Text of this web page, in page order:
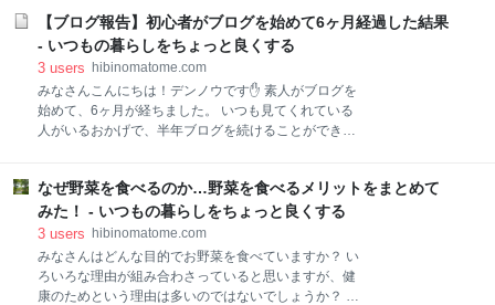
えるテクニックの勉強 まとめと今後について スポンサ
ーリンク ブログを始めて9ヶ月目の収益について
Google AdSenseの収益
間を短くしたい人は、ぜひ一度目を通してみてくださ
い！ お風呂掃除をラクにしてくれる便利グッズ ルック
プラス おふろの防カビくん煙剤 くん煙剤以外の防カ
ビ商品 目的別役立つ掃除グッズ 浴そう汚れ ルックプ
ラス バスタブクレンジング 銀イオンプラス バスマ
ジックリン エアジェット除菌EX 天井、壁、床の掃
排水口 ボンスター 髪の毛トリトリEasyネット タケ
コシ ユニットバス用ゴミ受け 抗菌ステンレス お風
呂の小物類 お風呂まとめて泡洗浄 すでにカビ
【ブログ報告】初心者がブログを始めて6ヶ月経過した結果
- いつもの暮らしをちょっと良くする
3 users
hibinomatome.com
みなさんこんにちは！デンノウです✋ 素人がブログを
始めて、6ヶ月が経ちました。 いつも見てくれている
人がいるおかげで、半年ブログを続けることができま
たかを報告しているので、今月も6ヶ月目の成果と、
何をしていたのかを紹介します。 ◆5ヶ月目について
はコチラ◆ ≫ 【雑記】初心者がブログを始めて五ヶ
月経過した結果 【目次】 ブログを始めて6ヶ月目の収
益について 6ヶ月目にしていたこと まとめと今後につ
いて スポンサーリンク ブログを始めて6ヶ月目の収益
なぜ野菜を食べるのか…野菜を食べるメリットをまとめて
みた！ - いつもの暮らしをちょっと良くする
3 users
hibinomatome.com
みなさんはどんな目的でお野菜を食べていますか？ い
ろいろな理由が組み合わさっていると思いますが、健
康のためという理由は多いのではないでしょうか？ し